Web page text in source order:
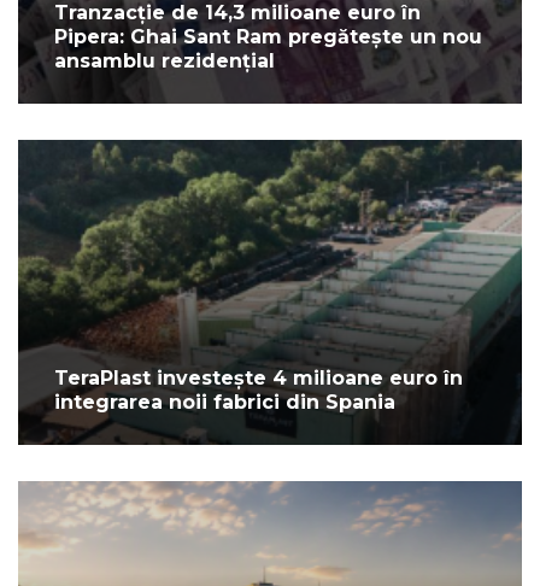
Tranzacție de 14,3 milioane euro în
Pipera: Ghai Sant Ram pregătește un nou
ansamblu rezidențial
TeraPlast investește 4 milioane euro în
integrarea noii fabrici din Spania